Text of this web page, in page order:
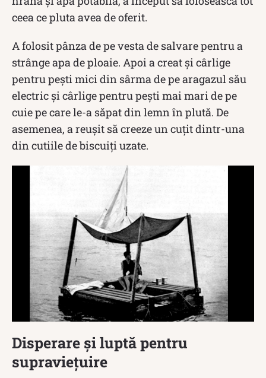
ceea ce pluta avea de oferit.
A folosit pânza de pe vesta de salvare pentru a
strânge apa de ploaie. Apoi a creat și cârlige
pentru pești mici din sârma de pe aragazul său
electric și cârlige pentru pești mai mari de pe
cuie pe care le-a săpat din lemn în plută. De
asemenea, a reușit să creeze un cuțit dintr-una
din cutiile de biscuiți uzate.
Disperare și luptă pentru
supraviețuire